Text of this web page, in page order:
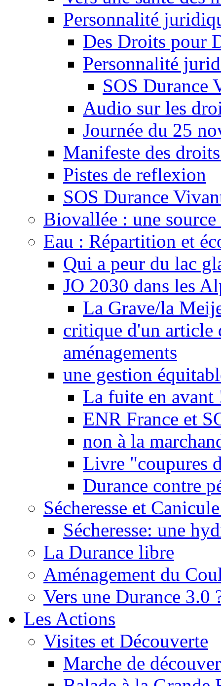
Personnalité
Des Droits pour
Personnalité
SOS Durance
Audio sur les
Journée du 25
Manifeste des
Pistes de reflexion
SOS Durance
Biovallée : une
Eau : Répartition et
Qui a peur du lac
JO 2030 dans les
La Grave/la
critique d'un article
aménagements
une gestion
La fuite en avant
ENR France et
non à la
Livre "coupures
Durance contre
Sécheresse et
Sécheresse: une
La Durance libre
Aménagement du
Vers une Durance 3.0
Les Actions
Visites et Découverte
Marche de